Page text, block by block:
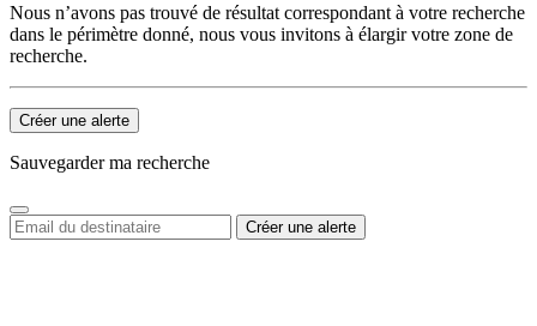
Nous n’avons pas trouvé de résultat correspondant à votre recherche
dans le périmètre donné, nous vous invitons à élargir votre zone de
recherche.
Créer une alerte
Sauvegarder ma recherche